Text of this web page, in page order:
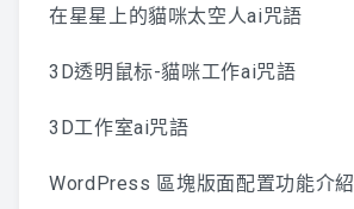
在星星上的貓咪太空人ai咒語
3D透明鼠标-貓咪工作ai咒語
3D工作室ai咒語
WordPress 區塊版面配置功能介紹